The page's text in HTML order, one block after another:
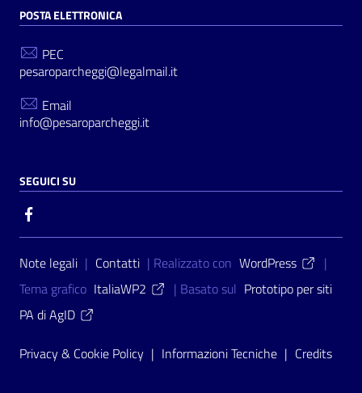
POSTA ELETTRONICA
PEC
pesaroparcheggi@legalmail.it
Email
info@pesaroparcheggi.it
SEGUICI SU
Sezione Link Utili
Note legali | Contatti | Realizzato con WordPress
|
Tema grafico ItaliaWP2 | Basato sul Prototipo per siti
PA di AgID
Privacy & Cookie Policy | Informazioni Tecniche | Credits